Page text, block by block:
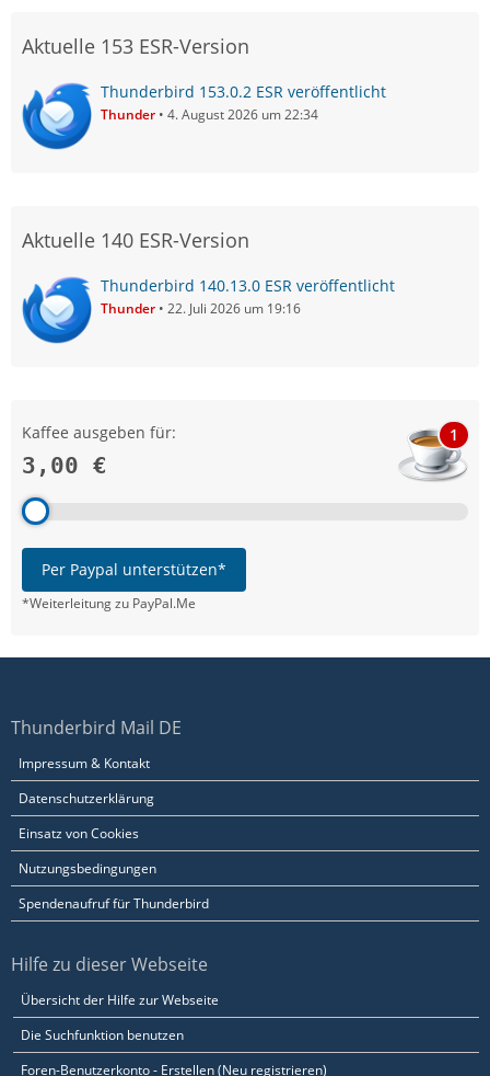
Aktuelle 153 ESR-Version
Thunderbird 153.0.2 ESR veröffentlicht
Thunder 4. August 2026 um 22:34
Aktuelle 140 ESR-Version
Thunderbird 140.13.0 ESR veröffentlicht
Thunder 22. Juli 2026 um 19:16
Kaffee ausgeben für:
3,00 €
1
Per Paypal unterstützen*
*Weiterleitung zu PayPal.Me
Thunderbird Mail DE
Impressum & Kontakt
Datenschutzerklärung
Einsatz von Cookies
Nutzungsbedingungen
Spendenaufruf für Thunderbird
Hilfe zu dieser Webseite
Übersicht der Hilfe zur Webseite
Die Suchfunktion benutzen
Foren-Benutzerkonto - Erstellen (Neu registrieren)